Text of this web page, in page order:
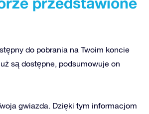
do pobrania na Twoim koncie
są dostępne, podsumowuje on
gwiazda. Dzięki tym informacjom